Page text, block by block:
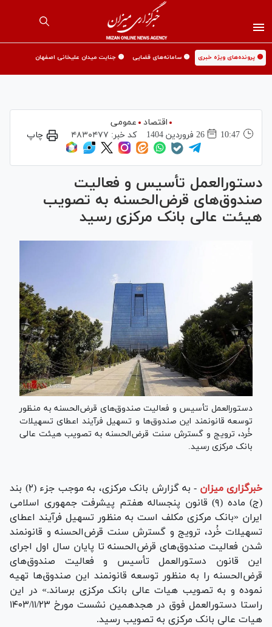
🟡 پرونده‌های ویژه خبری 🟡 سامانه‌های قضایی 🟡 جنایت میدان علیخانی اصفهان
اقتصاد
عمومی
10:47
26 فروردين 1404 کد خبر: ۴۸۳۰۴۷۷ چاپ
دستورالعمل تأسیس و فعالیت
صندوق‌های قرض‌الحسنه به تصویب
هیئت عالی بانک مرکزی رسید
دستورالعمل تأسیس و فعالیت صندوق‌های قرض‌الحسنه به منظور
توسعه قانونمند این صندوق‌ها و تسهیل فرآیند اعطای تسهیلات
خُرد، ترویج و گسترش سنت قرض‌الحسنه به تصویب هیئت عالی
بانک مرکزی رسید.
خبرگزاری میزان -
به گزارش بانک مرکزی، به موجب جزء (۲) بند
(ج) ماده (۹) قانون پنجساله هفتم پیشرفت جمهوری اسلامی
ایران «بانک مرکزی مکلف است به منظور تسهیل فرآیند اعطای
تسهیلات خُرد، ترویج و گسترش سنت قرض‌الحسنه و قانونمند
شدن فعالیت صندوق‌های قرض‌الحسنه تا پایان سال اول اجرای
این قانون دستورالعمل تأسیس و فعالیت صندوق‌های
قرض‌الحسنه را به منظور توسعه قانونمند این صندوق‌ها تهیه
نموده و به تصویب هیات عالی بانک مرکزی برساند.» در این
راستا دستورالعمل فوق در هجدهمین نشست مورخ ۲۳‏‏‏‏/۱۱‏‏‏‏/۱۴۰۳
هیات عالی بانک مرکزی به تصویب رسید.